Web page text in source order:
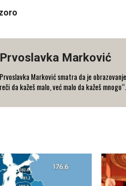
Prvoslavka Marković
Prvoslavka Marković smatra da je
reči da kažeš malo, već malo da kažeš mnogo“.